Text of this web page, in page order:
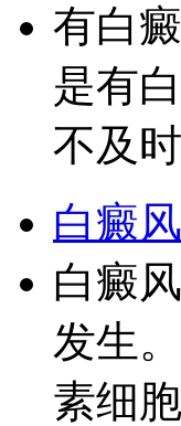
有白
是有
不及
白癜
白癜
发生
素细